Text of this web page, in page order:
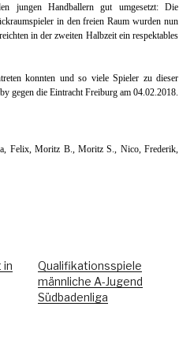
jungen Handballern gut umgesetzt: Die
in den freien Raum wurden nun
in der zweiten Halbzeit ein respektables
konnten und so viele Spieler zu dieser
gegen die Eintracht Freiburg am 04.02.2018.
Felix, Moritz B., Moritz S., Nico, Frederik,
in
Qualifikationsspiele
männliche A-Jugend
Südbadenliga